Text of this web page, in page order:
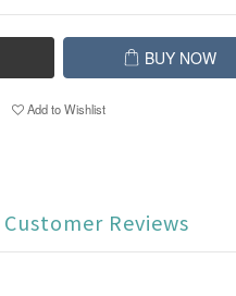
BUY NOW
Add to Wishlist
Customer Reviews